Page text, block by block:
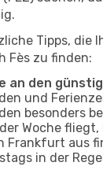
Tipps, die
Fès zu finden:
an den
und
besonders
Woche
Frankfurt aus
in der